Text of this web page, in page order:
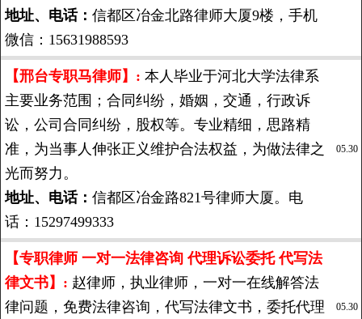
地址、电话： 信都区冶金北路律师大厦9楼，手机
微信：15631988593
【邢台专职马律师】: 本人毕业于河北大学法律系
主要业务范围；合同纠纷，婚姻，交通，行政诉
讼，公司合同纠纷，股权等。专业精细，思路精
准，为当事人伸张正义维护合法权益，为做法律之
光而努力。
地址、电话： 信都区冶金路821号律师大厦。电
话：15297499333
05.30
【专职律师 一对一法律咨询 代理诉讼委托 代写法
律文书】: 赵律师，执业律师，一对一在线解答法
律问题，免费法律咨询，代写法律文书，委托代理
05.30